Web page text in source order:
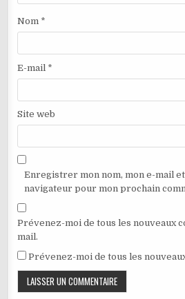
Nom *
E-mail *
Site web
Enregistrer mon nom, mon e-mail
navigateur pour mon prochain
Prévenez-moi de tous les nouveaux
mail.
Prévenez-moi de tous les